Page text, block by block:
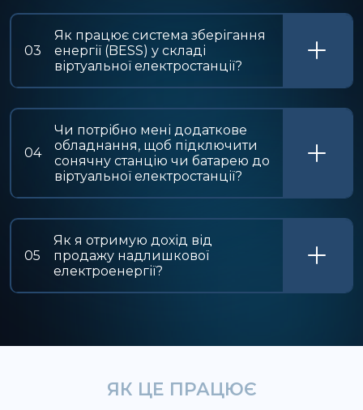
03
Як працює система зберігання
енергії (BESS) у складі
віртуальної електростанції?
04
Чи потрібно мені додаткове
обладнання, щоб підключити
сонячну станцію чи батарею до
віртуальної електростанції?
05
Як я отримую дохід від
продажу надлишкової
електроенергії?
ЯК ЦЕ ПРАЦЮЄ